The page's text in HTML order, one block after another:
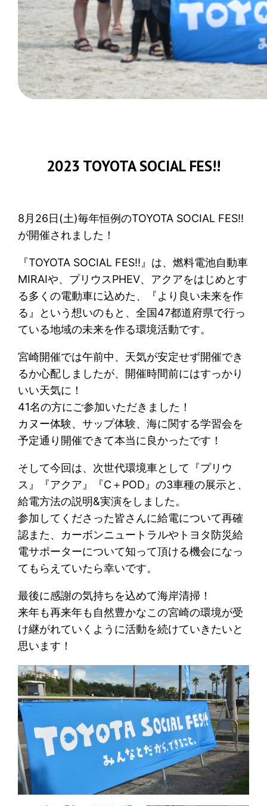
2023 TOYOTA SOCIAL FES!!
8月26日(土)毎年恒例のTOYOTA SOCIAL FES!!
が開催されました！
『TOYOTA SOCIAL FES!!』は、燃料電池自動車
MIRAIや、プリウスPHEV、アクアをはじめとす
る多くの電動車に込めた、『より良い未来を作
る』という想いのもと、全国47都道府県で行っ
ている地域の未来を作る環境活動です。
宮崎開催では午前中、天気が安定せず開催でき
るか心配しましたが、開催時間前にはすっかり
いい天気に！
41名の方にご参加いただきました！
カヌー体験、サップ体験、海に関する学習会を
予定通り開催できて本当に良かったです！
そして今回は、次世代環境車として『プリウ
ス』『アクア』『C＋POD』の3車種の展示と、
給電方法の説明&実演をしました。
参加してくださった皆さんに給電について再確
認また、カーボンニュートラルやトヨタ防災給
電サポーターについて知って頂ける機会になっ
てもらえていたら幸いです。
最後に感謝の気持ちを込めて海岸清掃！
来年も再来年も自然豊かなこの宮崎の環境が受
け継がれていくように活動を続けていきたいと
思います！